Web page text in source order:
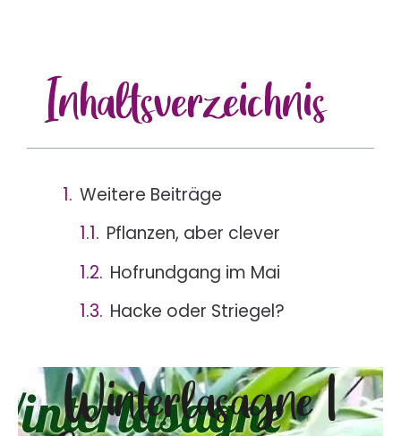
Winterlasagne |
Inhaltsverzeichnis
Weitere Beiträge
Pflanzen, aber clever
Hofrundgang im Mai
Hacke oder Striegel?